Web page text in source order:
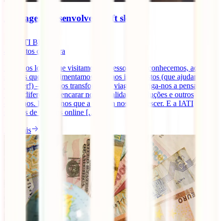
As viagens desenvolvem soft skills?
IATI Blog
minutos de leitura
Desde os locais que visitamos, às pessoas que conhecemos, aos
sabores que experimentamos e até aos imprevistos (que ajudamos a
resolver!) – tudo nos transforma. A viagem obriga-nos a pensar de
forma diferente, a encarar novas realidades, soluções e outros
caminhos. Dizem-nos que a viagem nos faz crescer. E a IATI
seguros de viagens online [...]
Ler mais